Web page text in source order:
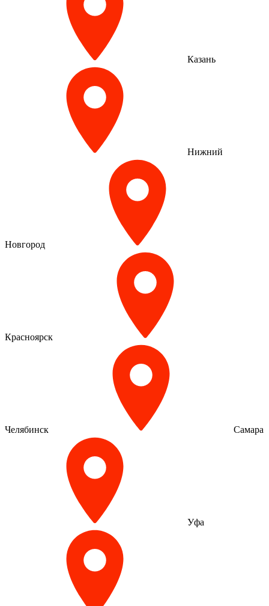
Казань
Нижний
Новгород
Красноярск
Челябинск Самара
Уфа